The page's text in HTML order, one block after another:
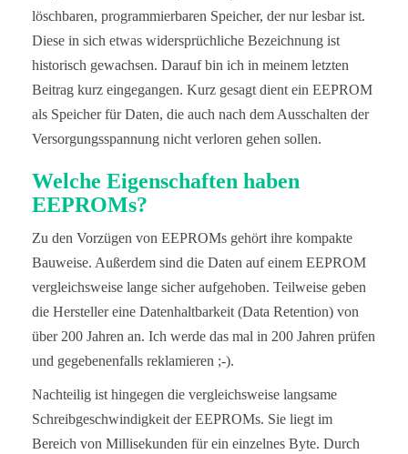
löschbaren, programmierbaren Speicher, der nur lesbar ist.
Diese in sich etwas widersprüchliche Bezeichnung ist
historisch gewachsen. Darauf bin ich in meinem letzten
Beitrag kurz eingegangen. Kurz gesagt dient ein EEPROM
als Speicher für Daten, die auch nach dem Ausschalten der
Versorgungsspannung nicht verloren gehen sollen.
Welche Eigenschaften haben
EEPROMs?
Zu den Vorzügen von EEPROMs gehört ihre kompakte
Bauweise. Außerdem sind die Daten auf einem EEPROM
vergleichsweise lange sicher aufgehoben. Teilweise geben
die Hersteller eine Datenhaltbarkeit (Data Retention) von
über 200 Jahren an. Ich werde das mal in 200 Jahren prüfen
und gegebenenfalls reklamieren ;-).
Nachteilig ist hingegen die vergleichsweise langsame
Schreibgeschwindigkeit der EEPROMs. Sie liegt im
Bereich von Millisekunden für ein einzelnes Byte. Durch